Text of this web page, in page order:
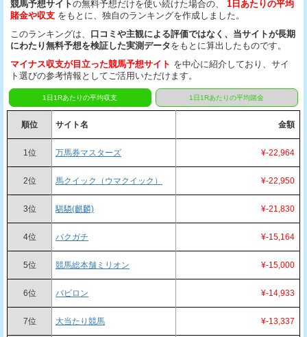
競馬予想サイトの無料予想だけを使い続けた場合の、
1日あたりの平均
賭金や収支 をもとに、独自のランキングを作成しました。
このランキングは、 口コミや主観による評価ではなく、当サイトが長期
にわたり無料予想を検証した実測データをもとに算出したものです。
マイナス収支が目立った競馬予想サイト を中心に紹介しており、サイ
ト選びの参考情報としてご活用いただけます。
1日1Rあたりの平均収支 1日1Rあたりの平均賭金
順位 サイト名 金額
1位 万馬券マスターズ ¥-22,964
2位 馬クイック（ウマクイック） ¥-22,950
3位 騏驎(麒麟) ¥-21,830
4位 バクガチ ¥-15,164
5位 競馬総本舗ミリオン ¥-15,000
6位 バビロン ¥-14,933
7位 大当たり競馬 ¥-13,337